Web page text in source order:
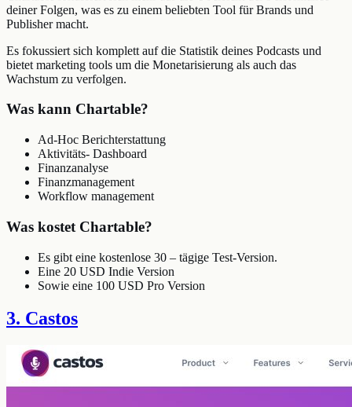
deiner Folgen, was es zu einem beliebten Tool für Brands und
Publisher macht.
Es fokussiert sich komplett auf die Statistik deines Podcasts und
bietet marketing tools um die Monetarisierung als auch das
Wachstum zu verfolgen.
Was kann Chartable?
Ad-Hoc Berichterstattung
Aktivitäts- Dashboard
Finanzanalyse
Finanzmanagement
Workflow management
Was kostet Chartable?
Es gibt eine kostenlose 30 – tägige Test-Version.
Eine 20 USD Indie Version
Sowie eine 100 USD Pro Version
3. Castos